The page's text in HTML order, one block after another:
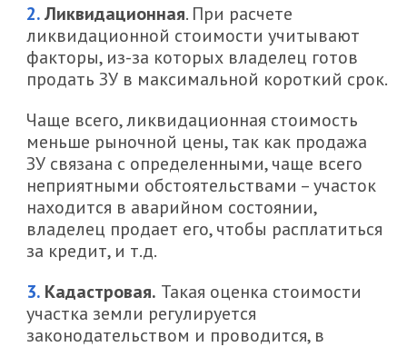
Ликвидационная. При расчете
ликвидационной стоимости учитывают
факторы, из-за которых владелец готов
продать ЗУ в максимальной короткий срок.
Чаще всего, ликвидационная стоимость
меньше рыночной цены, так как продажа
ЗУ связана с определенными, чаще всего
неприятными обстоятельствами – участок
находится в аварийном состоянии,
владелец продает его, чтобы расплатиться
за кредит, и т.д.
Кадастровая. Такая оценка стоимости
участка земли регулируется
законодательством и проводится, в